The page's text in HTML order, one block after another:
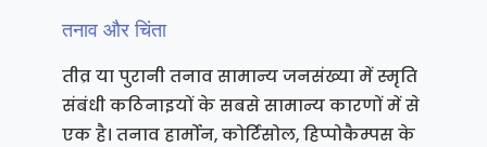
तनाव और चिंता
तीव्र या पुरानी तनाव सामान्य जनसंख्या में स्मृति
संबंधी कठिनाइयों के सबसे सामान्य कारणों में से
एक है। तनाव हार्मोन, कोर्टिसोल, हिप्पोकैम्पस के